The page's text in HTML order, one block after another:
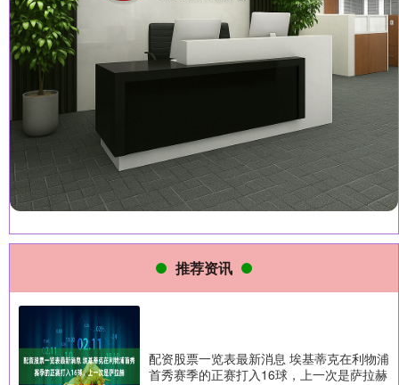
推荐资讯
配资股票一览表最新消息 埃基蒂克在利物浦
首秀赛季的正赛打入16球，上一次是萨拉赫